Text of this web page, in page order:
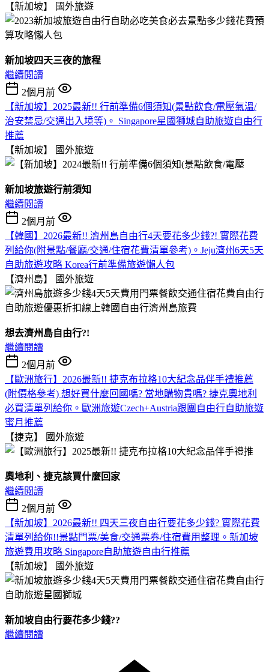
【新加坡】
國外旅遊
新加坡四天三夜的旅程
繼續閱讀
2個月前
【新加坡】2025最新!! 行前準備6個須知(景點飲食/電壓氣溫/
治安禁忌/交通出入境等)。 Singapore星國獅城自助旅遊自由行
推薦
【新加坡】
國外旅遊
新加坡旅遊行前須知
繼續閱讀
2個月前
【韓國】2026最新!! 濟州島自由行4天要花多少錢?! 實際花費
列給你(附景點/餐廳/交通/住宿花費清單參考)。Jeju濟州6天5天
自助旅遊攻略 Korea行前準備旅遊懶人包
【濟州島】
國外旅遊
想去濟州島自由行?!
繼續閱讀
2個月前
【歐洲旅行】2026最新!! 捷克布拉格10大紀念品伴手禮推薦
(附價格參考) 想好買什麼回國嗎? 當地購物貴嗎? 捷克奧地利
必買清單列給你。歐洲旅遊Czech+Austria跟團自由行自助旅遊
蜜月推薦
【捷克】
國外旅遊
奧地利、捷克該買什麼回家
繼續閱讀
2個月前
【新加坡】2026最新!! 四天三夜自由行要花多少錢? 實際花費
清單列給你!!景點門票/美食/交通票券/住宿費用整理。新加坡
旅遊費用攻略 Singapore自助旅遊自由行推薦
【新加坡】
國外旅遊
新加坡自由行要花多少錢??
繼續閱讀